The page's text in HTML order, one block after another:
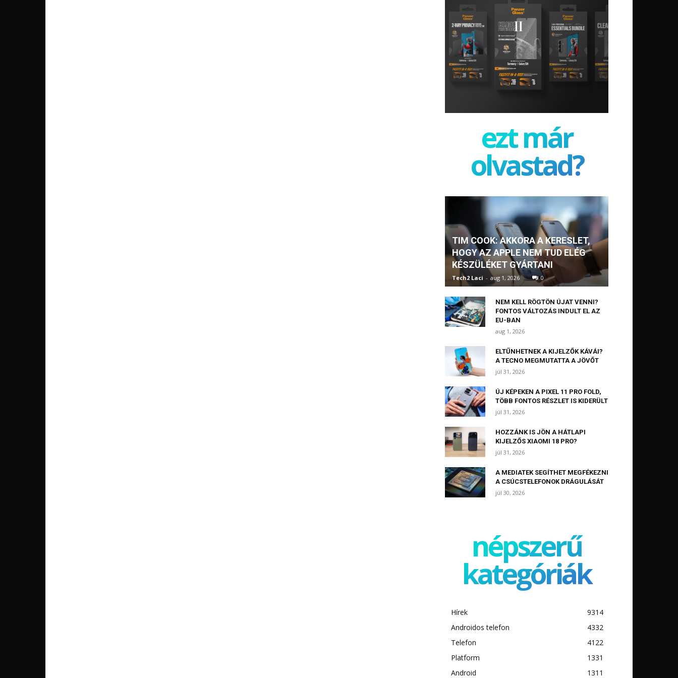
ezt már
olvastad?
TIM COOK: AKKORA A KERESLET,
HOGY AZ APPLE NEM TUD ELÉG
KÉSZÜLÉKET GYÁRTANI
Tech2 Laci - aug 1, 2026 0
NEM KELL RÖGTÖN ÚJAT VENNI?
FONTOS VÁLTOZÁS INDULT EL AZ
EU-BAN
aug 1, 2026
ELTŰNHETNEK A KIJELZŐK KÁVÁI?
A TECNO MEGMUTATTA A JÖVŐT
júl 31, 2026
ÚJ KÉPEKEN A PIXEL 11 PRO FOLD,
TÖBB FONTOS RÉSZLET IS KIDERÜLT
júl 31, 2026
HOZZÁNK IS JÖN A HÁTLAPI
KIJELZŐS XIAOMI 18 PRO?
júl 31, 2026
A MEDIATEK SEGÍTHET MEGFÉKEZNI
A CSÚCSTELEFONOK DRÁGULÁSÁT
júl 30, 2026
népszerű
kategóriák
Hírek
9314
Androidos telefon
4332
Telefon
4122
Platform
1331
Android
1311